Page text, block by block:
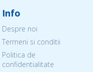
Info
Despre noi
Termeni si conditii
Politica de
confidentialitate